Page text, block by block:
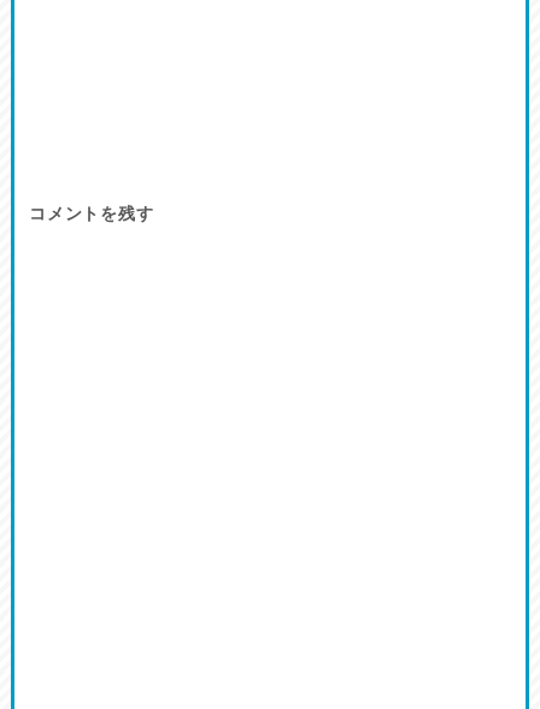
コメントを残す